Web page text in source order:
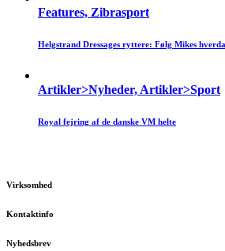
Features, Zibrasport
Helgstrand Dressages ryttere: Følg Mikes
Artikler>Nyheder, Artikler>Sport
Royal fejring af de danske VM helte
Virksomhed
Kontaktinfo
Nyhedsbrev